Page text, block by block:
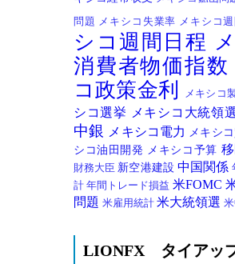
問題 メキシコ失業率 メキシコ週
シコ週間日程
消費者物価指数
コ政策金利
メキシコ
シコ選挙
メキシコ大統領
中銀
メキシコ電力 メキシ
シコ油田開発
メキシコ予算
財務大臣 新空港建設 中国関係
計年間トレード損益 米FOMC
問題 米雇用統計 米大統領選
LIONFX タイアッ